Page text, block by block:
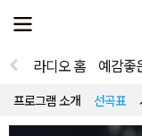
전
체
뉴
열
라디오 홈 예감좋
프로그램 소개 선곡표